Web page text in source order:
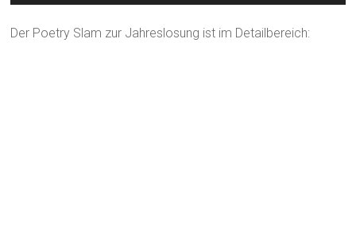
Der Poetry Slam zur Jahreslosung ist im Detailbereich: